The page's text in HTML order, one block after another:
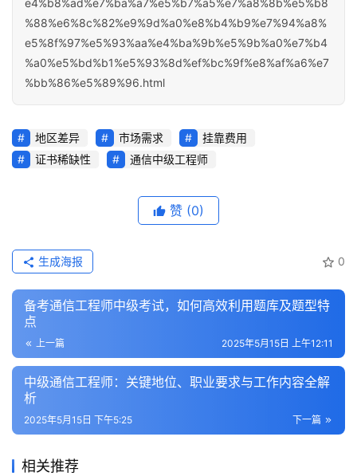
e4%b8%ad%e7%ba%a7%e5%b7%a5%e7%a8%8b%e5%b8
%88%e6%8c%82%e9%9d%a0%e8%b4%b9%e7%94%a8%
e5%8f%97%e5%93%aa%e4%ba%9b%e5%9b%a0%e7%b4
%a0%e5%bd%b1%e5%93%8d%ef%bc%9f%e8%af%a6%e7
%bb%86%e5%89%96.html
地区差异 市场需求
挂靠费用
证书稀缺性
通信中级工程师
赞 (0)
0
生成海报
备考通信工程师中级考试，如何高效利用题库及题型特
点
上一篇 2025年5月15日 上午12:11
中级通信工程师：关键地位、职业要求与工作内容全解
析
下一篇
2025年5月15日 下午5:25
相关推荐